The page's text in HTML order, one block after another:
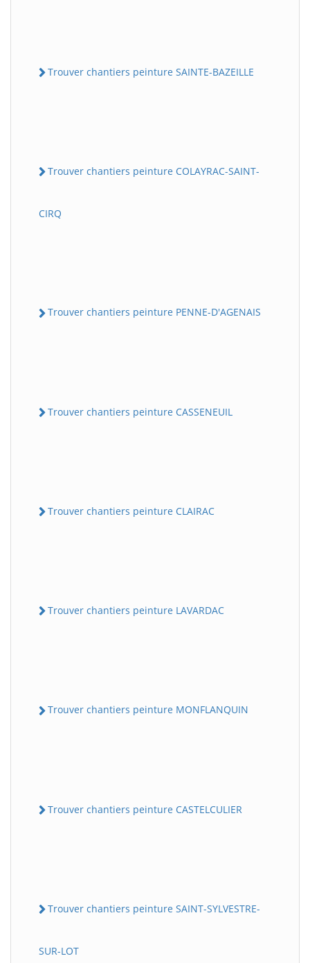
Trouver chantiers peinture SAINTE-BAZEILLE
Trouver chantiers peinture COLAYRAC-SAINT-
CIRQ
Trouver chantiers peinture PENNE-D'AGENAIS
Trouver chantiers peinture CASSENEUIL
Trouver chantiers peinture CLAIRAC
Trouver chantiers peinture LAVARDAC
Trouver chantiers peinture MONFLANQUIN
Trouver chantiers peinture CASTELCULIER
Trouver chantiers peinture SAINT-SYLVESTRE-
SUR-LOT